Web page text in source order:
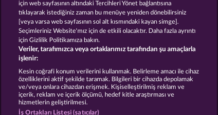
Hüküm ve Koşullar
Gizlilik ve Çerez Bildirimi Künye Şirket
SSS
İptal talebini gönder
için web sayfasının altındaki Tercihleri Yönet bağlantısına
tıklayarak istediğiniz zaman bu menüye yeniden dönebilirsiniz
[veya varsa web sayfasının sol alt kısmındaki kayan simge].
Seçimleriniz Website'mız için de etkili olacaktır. Daha fazla ayrıntı
için Gizlilik Politikamıza bakın.
Veriler, tarafımızca veya ortaklarımız tarafından şu amaçlarla
işlenir:
Kesin coğrafi konum verilerini kullanmak. Belirleme amacı ile cihaz
özelliklerini aktif şekilde taramak. Bilgileri bir cihazda depolamak
ve/veya onlara cihazdan erişmek. Kişiselleştirilmiş reklam ve
içerik, reklam ve içerik ölçümü, hedef kitle araştırması ve
hizmetlerin geliştirilmesi.
İş Ortakları Listesi (satıcılar)